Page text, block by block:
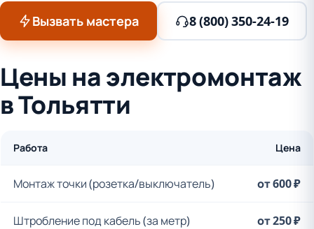
Вызвать мастера 8 (800) 350-24-19
Цены на электромонтаж
в Тольятти
Работа Цена
Монтаж точки (розетка/выключатель) от 600 ₽
Штробление под кабель (за метр) от 250 ₽